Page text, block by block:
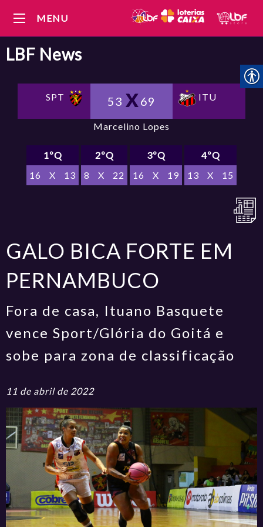
MENU
LBF News
SPT 53 69 ITU
Marcelino Lopes
1ºQ
16
X 13
2ºQ
8
X 22
3ºQ
16
X 19
4ºQ
13
X 15
GALO BICA FORTE EM
PERNAMBUCO
Fora de casa, Ituano Basquete
vence Sport/Glória do Goitá e
sobe para zona de classificação
11 de abril de 2022